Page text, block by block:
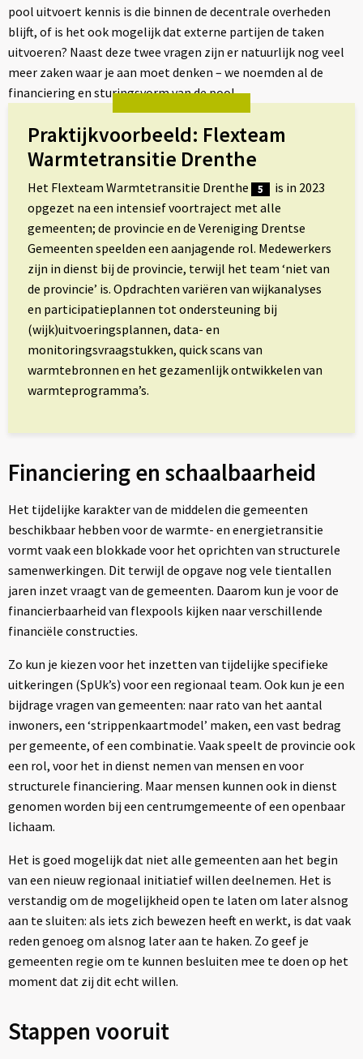
pool uitvoert kennis is die binnen de decentrale overheden
blijft, of is het ook mogelijk dat externe partijen de taken
uitvoeren? Naast deze twee vragen zijn er natuurlijk nog veel
meer zaken waar je aan moet denken – we noemden al de
financiering en sturingsvorm van de pool.
Praktijkvoorbeeld: Flexteam
Warmtetransitie Drenthe
Het Flexteam Warmtetransitie Drenthe 5
is in 2023
opgezet na een intensief voortraject met alle
gemeenten; de provincie en de Vereniging Drentse
Gemeenten speelden een aanjagende rol. Medewerkers
zijn in dienst bij de provincie, terwijl het team ‘niet van
de provincie’ is. Opdrachten variëren van wijkanalyses
en participatieplannen tot ondersteuning bij
(wijk)uitvoeringsplannen, data- en
monitoringsvraagstukken, quick scans van
warmtebronnen en het gezamenlijk ontwikkelen van
warmteprogramma’s.
Financiering en schaalbaarheid
Het tijdelijke karakter van de middelen die gemeenten
beschikbaar hebben voor de warmte- en energietransitie
vormt vaak een blokkade voor het oprichten van structurele
samenwerkingen. Dit terwijl de opgave nog vele tientallen
jaren inzet vraagt van de gemeenten. Daarom kun je voor de
financierbaarheid van flexpools kijken naar verschillende
financiële constructies.
Zo kun je kiezen voor het inzetten van tijdelijke specifieke
uitkeringen (SpUk’s) voor een regionaal team. Ook kun je een
bijdrage vragen van gemeenten: naar rato van het aantal
inwoners, een ‘strippenkaartmodel’ maken, een vast bedrag
per gemeente, of een combinatie. Vaak speelt de provincie ook
een rol, voor het in dienst nemen van mensen en voor
structurele financiering. Maar mensen kunnen ook in dienst
genomen worden bij een centrumgemeente of een openbaar
lichaam.
Het is goed mogelijk dat niet alle gemeenten aan het begin
van een nieuw regionaal initiatief willen deelnemen. Het is
verstandig om de mogelijkheid open te laten om later alsnog
aan te sluiten: als iets zich bewezen heeft en werkt, is dat vaak
reden genoeg om alsnog later aan te haken. Zo geef je
gemeenten regie om te kunnen besluiten mee te doen op het
moment dat zij dit echt willen.
Stappen vooruit